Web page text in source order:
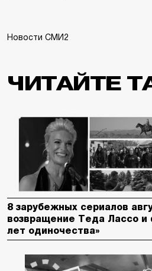
Новости СМИ2
ЧИТАЙТЕ
8 зарубежных сериалов
возвращение Теда Лассо и
лет одиночества»